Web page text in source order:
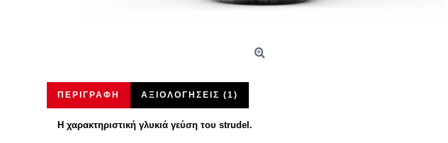
ΠΕΡΙΓΡΑΦΉ ΑΞΙΟΛΟΓΉΣΕΙΣ (1)
Η χαρακτηριστική γλυκιά γεύση του strudel.